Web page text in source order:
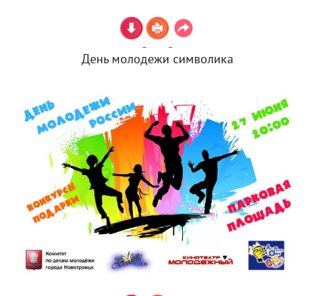
День молодежи символика